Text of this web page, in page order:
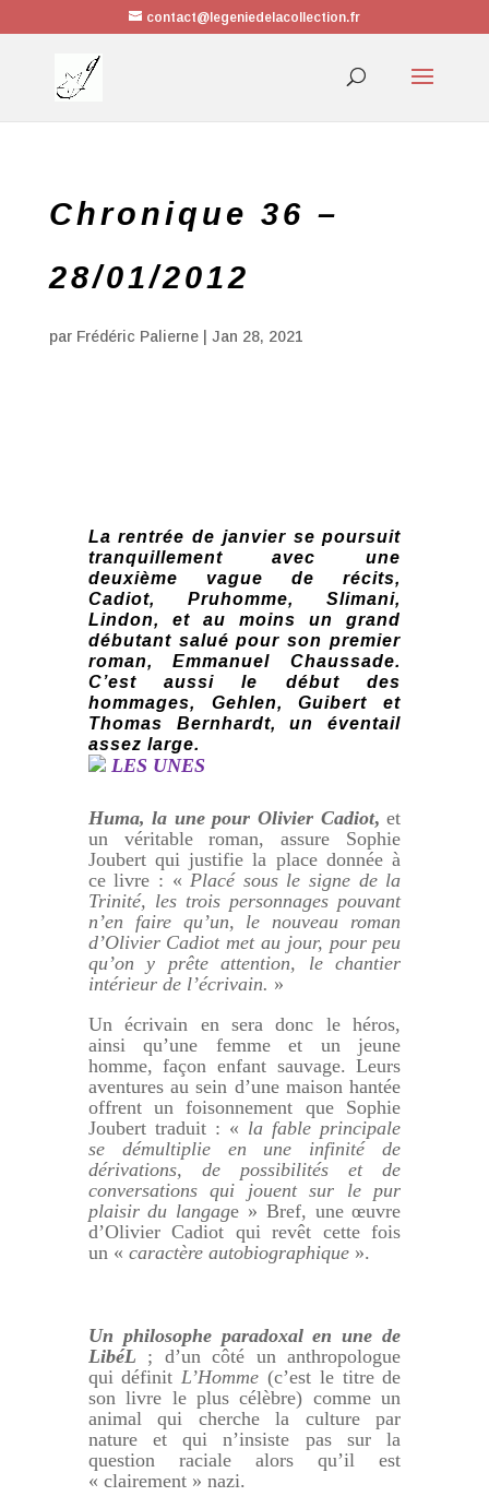
contact@legeniedelacollection.fr
Chronique 36 –
28/01/2012
par Frédéric Palierne| Jan 28, 2021
La rentrée de janvier se poursuit
tranquillement avec une
deuxième vague de récits,
Cadiot, Pruhomme, Slimani,
Lindon, et au moins un grand
débutant salué pour son premier
roman, Emmanuel Chaussade.
C’est aussi le début des
hommages, Gehlen, Guibert et
Thomas Bernhardt, un éventail
assez large.
LES UNES
Huma, la une pour Olivier Cadiot, et
un véritable roman, assure Sophie
Joubert qui justifie la place donnée à
ce livre : « Placé sous le signe de la
Trinité, les trois personnages pouvant
n’en faire qu’un, le nouveau roman
d’Olivier Cadiot met au jour, pour peu
qu’on y prête attention, le chantier
intérieur de l’écrivain. »
Un écrivain en sera donc le héros,
ainsi qu’une femme et un jeune
homme, façon enfant sauvage. Leurs
aventures au sein d’une maison hantée
offrent un foisonnement que Sophie
Joubert traduit : « la fable principale
se démultiplie en une infinité de
dérivations, de possibilités et de
conversations qui jouent sur le pur
plaisir du langage » Bref, une œuvre
d’Olivier Cadiot qui revêt cette fois
un « caractère autobiographique».
Un philosophe paradoxal en une de
LibéL ; d’un côté un anthropologue
qui définit L’Homme (c’est le titre de
son livre le plus célèbre) comme un
animal qui cherche la culture par
nature et qui n’insiste pas sur la
question raciale alors qu’il est
« clairement » nazi.